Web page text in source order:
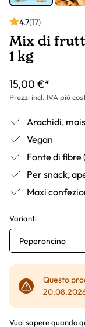
4.7(17)
Mix di
1 kg
15,00 €*
Prezzi incl. IVA più
Arachidi,
Vegan
Fonte di fibre
Per snack,
Maxi
Varianti
Peperoncino
Questo
Vuoi sapere quando